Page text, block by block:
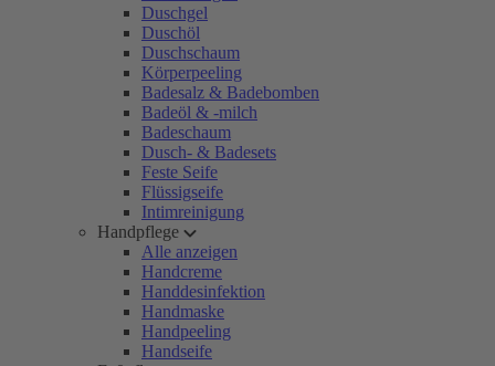
Duschgel
Duschöl
Duschschaum
Körperpeeling
Badesalz & Badebomben
Badeöl & -milch
Badeschaum
Dusch- & Badesets
Feste Seife
Flüssigseife
Intimreinigung
Handpflege
Alle anzeigen
Handcreme
Handdesinfektion
Handmaske
Handpeeling
Handseife